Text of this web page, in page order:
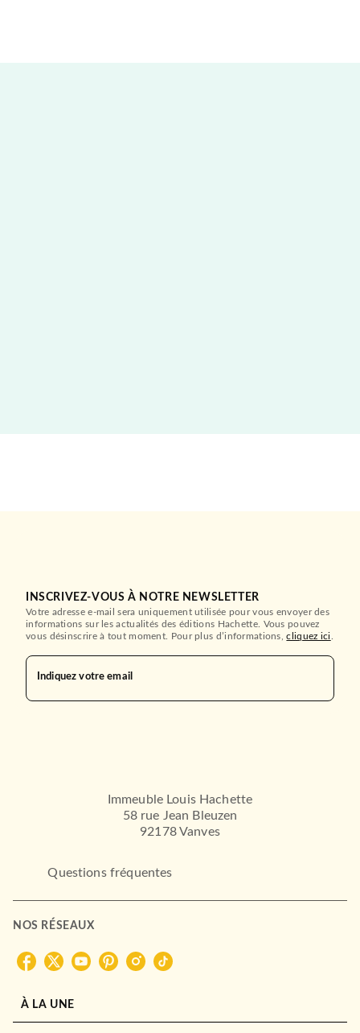
INSCRIVEZ-VOUS À NOTRE NEWSLETTER
Votre adresse e-mail sera uniquement utilisée pour vous envoyer des
informations sur les actualités des éditions Hachette. Vous pouvez
vous désinscrire à tout moment. Pour plus d’informations,cliquez ici
Indiquez votre email
Immeuble Louis Hachette
58 rue Jean Bleuzen
92178 Vanves
Questions fréquentes
NOS RÉSEAUX
À LA UNE